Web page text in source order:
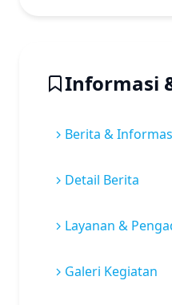
Informasi
Berita &
Detail Berita
Layanan &
Galeri Kegiatan